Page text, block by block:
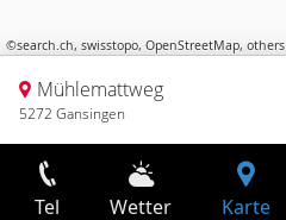
©search.ch, swisstopo, OpenStreetMap, others
Mühlemattweg
5272 Gansingen
Tel Wetter Karte